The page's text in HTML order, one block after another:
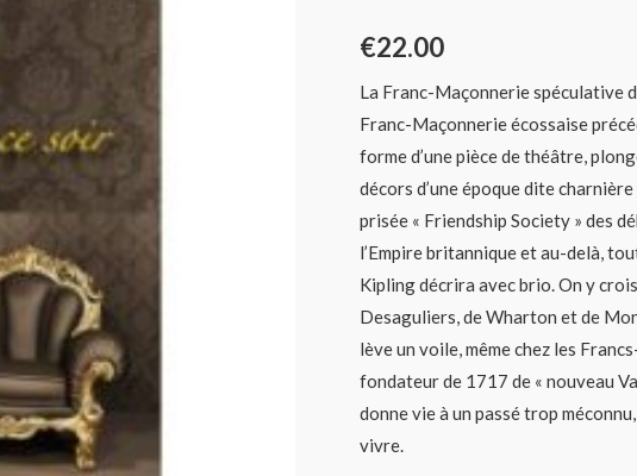
€22.00
La Franc-Maçonnerie spéculative
Franc-Maçonnerie écossaise
forme d’une pièce de théâtre,
décors d’une époque dite
prisée « Friendship Society » des
l’Empire britannique et au-delà,
Kipling décrira avec brio. On y
Desaguliers, de Wharton et de
lève un voile, même chez les
fondateur de 1717 de « nouveau
donne vie à un passé trop
vivre.